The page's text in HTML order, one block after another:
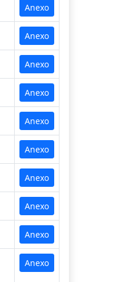
Anexo
Anexo
Anexo
Anexo
Anexo
Anexo
Anexo
Anexo
Anexo
Anexo